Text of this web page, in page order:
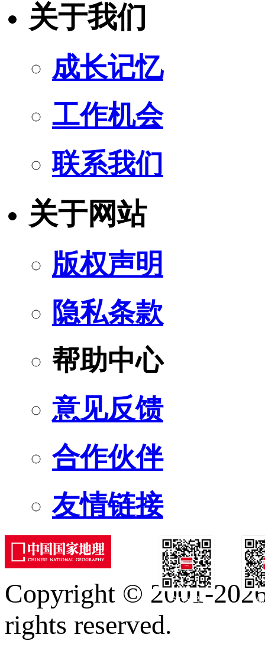
关于我们
成长记忆
工作机会
联系我们
关于网站
版权声明
隐私条款
帮助中心
意见反馈
合作伙伴
友情链接
订阅号
Copyright © 2001-
rights reserved.